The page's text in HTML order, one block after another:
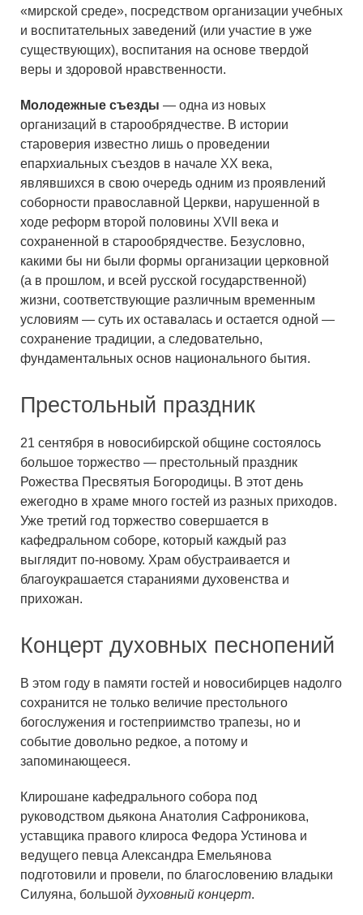
«мирской среде», посредством организации учебных
и воспитательных заведений (или участие в уже
существующих), воспитания на основе твердой
веры и здоровой нравственности.
Молодежные съезды — одна из новых
организаций в старообрядчестве. В истории
староверия известно лишь о проведении
епархиальных съездов в начале XX века,
являвшихся в свою очередь одним из проявлений
соборности православной Церкви, нарушенной в
ходе реформ второй половины XVII века и
сохраненной в старообрядчестве. Безусловно,
какими бы ни были формы организации церковной
(а в прошлом, и всей русской государственной)
жизни, соответствующие различным временным
условиям — суть их оставалась и остается одной —
сохранение традиции, а следовательно,
фундаментальных основ национального бытия.
Престольный праздник
21 сентября в новосибирской общине состоялось
большое торжество — престольный праздник
Рожества Пресвятыя Богородицы. В этот день
ежегодно в храме много гостей из разных приходов.
Уже третий год торжество совершается в
кафедральном соборе, который каждый раз
выглядит по-новому. Храм обустраивается и
благоукрашается стараниями духовенства и
прихожан.
Концерт духовных песнопений
В этом году в памяти гостей и новосибирцев надолго
сохранится не только величие престольного
богослужения и гостеприимство трапезы, но и
событие довольно редкое, а потому и
запоминающееся.
Клирошане кафедрального собора под
руководством дьякона Анатолия Сафроникова,
уставщика правого клироса Федора Устинова и
ведущего певца Александра Емельянова
подготовили и провели, по благословению владыки
Силуяна, большой духовный концерт.